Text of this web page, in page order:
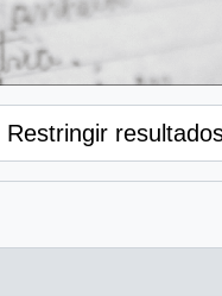
Restringir